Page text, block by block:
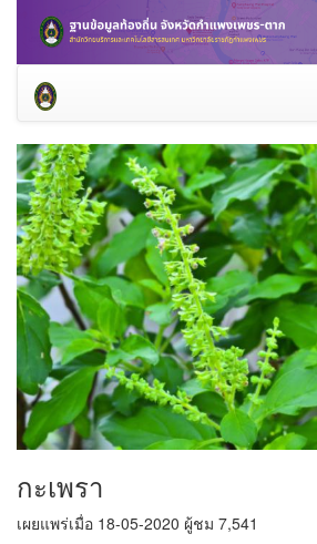
กะเพรา
เผยแพร่เมื่อ 18-05-2020 ผู้ชม 7,541